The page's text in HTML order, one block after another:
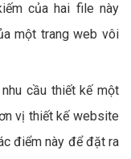
của hai file này
một trang web vôi
cầu thiết kế một
vị thiết kế website
điểm này để đặt ra